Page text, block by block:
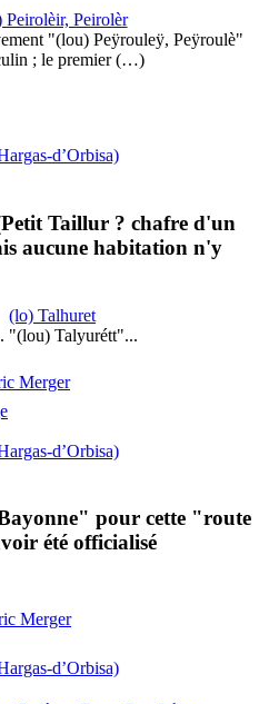
Peirolèir, Peirolèr
"(lou) Peÿrouleÿ, Peÿroulè"
; le premier (…)
d’Orbisa)
Taillur ? chafre d'un
aucune habitation n'y
(lo) Talhuret
"(lou) Talyurétt"...
Merger
d’Orbisa)
pour cette "route
été officialisé
Merger
d’Orbisa)